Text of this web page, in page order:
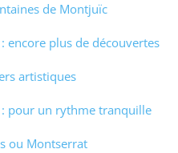
de Montjuïc
encore plus de découvertes
artistiques
pour un rythme tranquille
ou Montserrat